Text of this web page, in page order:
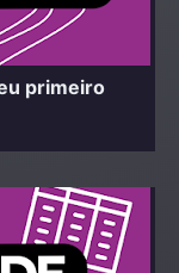
primeiro